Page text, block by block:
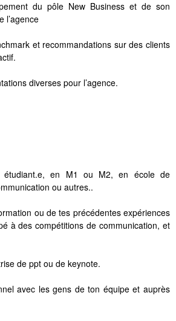
du pôle New Business et de son
l’agence
et recommandations sur des clients
diverses pour l’agence.
étudiant.e, en M1 ou M2, en école de
ou autres..
ou de tes précédentes expériences
à des compétitions de communication, et
de ppt ou de keynote.
avec les gens de ton équipe et auprès